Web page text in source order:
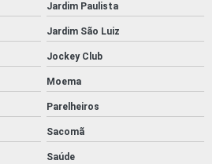
Jardim Paulista
Jardim São Luiz
Jockey Club
Moema
Parelheiros
Sacomã
Saúde